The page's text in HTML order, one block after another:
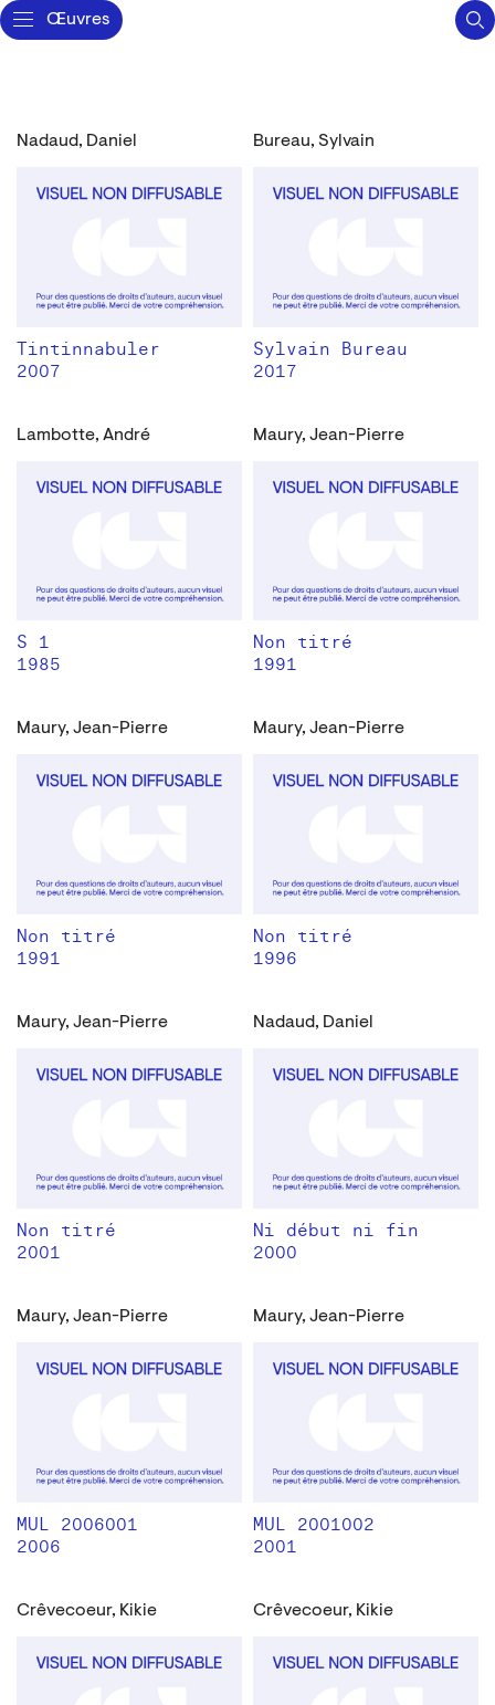
Œuvres
Nadaud, Daniel
Tintinnabuler
2007
Bureau, Sylvain
Sylvain Bureau
2017
Lambotte, André
S 1
1985
Maury, Jean-Pierre
Non titré
1991
Maury, Jean-Pierre
Non titré
1991
Maury, Jean-Pierre
Non titré
1996
Maury, Jean-Pierre
Non titré
2001
Nadaud, Daniel
Ni début ni fin
2000
Maury, Jean-Pierre
MUL 2006001
2006
Maury, Jean-Pierre
MUL 2001002
2001
Crêvecoeur, Kikie Crêvecoeur, Kikie